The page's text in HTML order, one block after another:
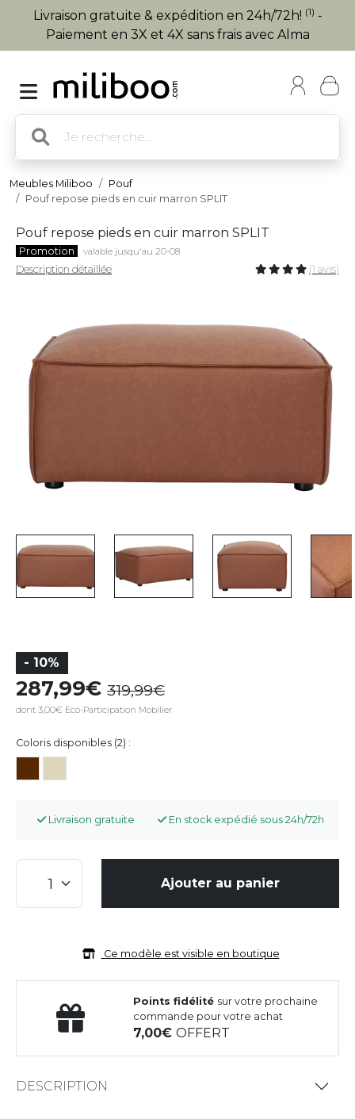
Livraison gratuite & expédition en 24h/72h! (1) -
Paiement en 3X et 4X sans frais avec Alma
Meubles Miliboo
Pouf
Pouf repose pieds en cuir marron SPLIT
Pouf repose pieds en cuir marron SPLIT
Promotion valable jusqu'au 20-08
Description détaillée (1 avis)
- 10%
287,99 319,99
dont 3,00€ Eco-Participation Mobilier
Coloris disponibles (2) :
Livraison gratuite En stock expédié sous 24h/72h
Ajouter au panier
Ce modèle est visible en boutique
Points fidélité sur votre prochaine
commande pour votre achat
7,00OFFERT
DESCRIPTION